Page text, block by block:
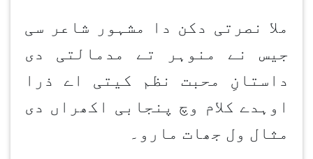
ملا نصرتی دکن دا مشہور شاعر سی
جیس نے منوہر تے مدمالتی دی
داستانِ محبت نظم کیتی اے ذرا
اوہدے کلام وچ پنجابی اکھراں دی
مثال ول جھات مارو۔